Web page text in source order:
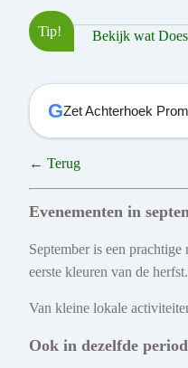
Tip! Bekijk wat
GZet Achterhoek
← Terug
Evenementen in
September is een
eerste kleuren van de herfst.
Van kleine lokale
Ook in dezelfde